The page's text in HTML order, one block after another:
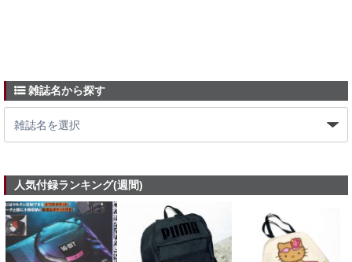
雑誌名から探す
人気付録ランキング(週間)